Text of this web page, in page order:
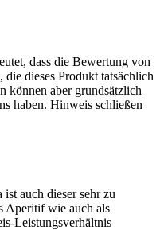
dass die Bewertung von
dieses Produkt tatsächlich
können aber grundsätzlich
haben. Hinweis schließen
auch dieser sehr zu
Aperitif wie auch als
Leistungsverhältnis